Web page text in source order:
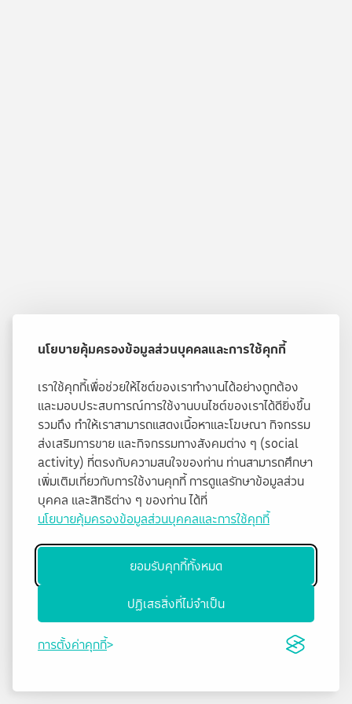
นโยบายคุ้มครองข้อมูลส่วนบุคคลและการใช้คุกกี้
เราใช้คุกกี้เพื่อช่วยให้ไซต์ของเราทำงานได้อย่างถูกต้อง
และมอบประสบการณ์การใช้งานบนไซต์ของเราได้ดียิ่งขึ้น
รวมถึง ทำให้เราสามารถแสดงเนื้อหาและโฆษณา กิจกรรม
ส่งเสริมการขาย และกิจกรรมทางสังคมต่าง ๆ (social
activity) ที่ตรงกับความสนใจของท่าน ท่านสามารถศึกษา
เพิ่มเติมเกี่ยวกับการใช้งานคุกกี้ การดูแลรักษาข้อมูลส่วน
บุคคล และสิทธิต่าง ๆ ของท่าน ได้ที่
นโยบายคุ้มครองข้อมูลส่วนบุคคลและการใช้คุกกี้
ยอมรับคุกกี้ทั้งหมด
ปฏิเสธสิ่งที่ไม่จำเป็น
การตั้งค่าคุกกี้